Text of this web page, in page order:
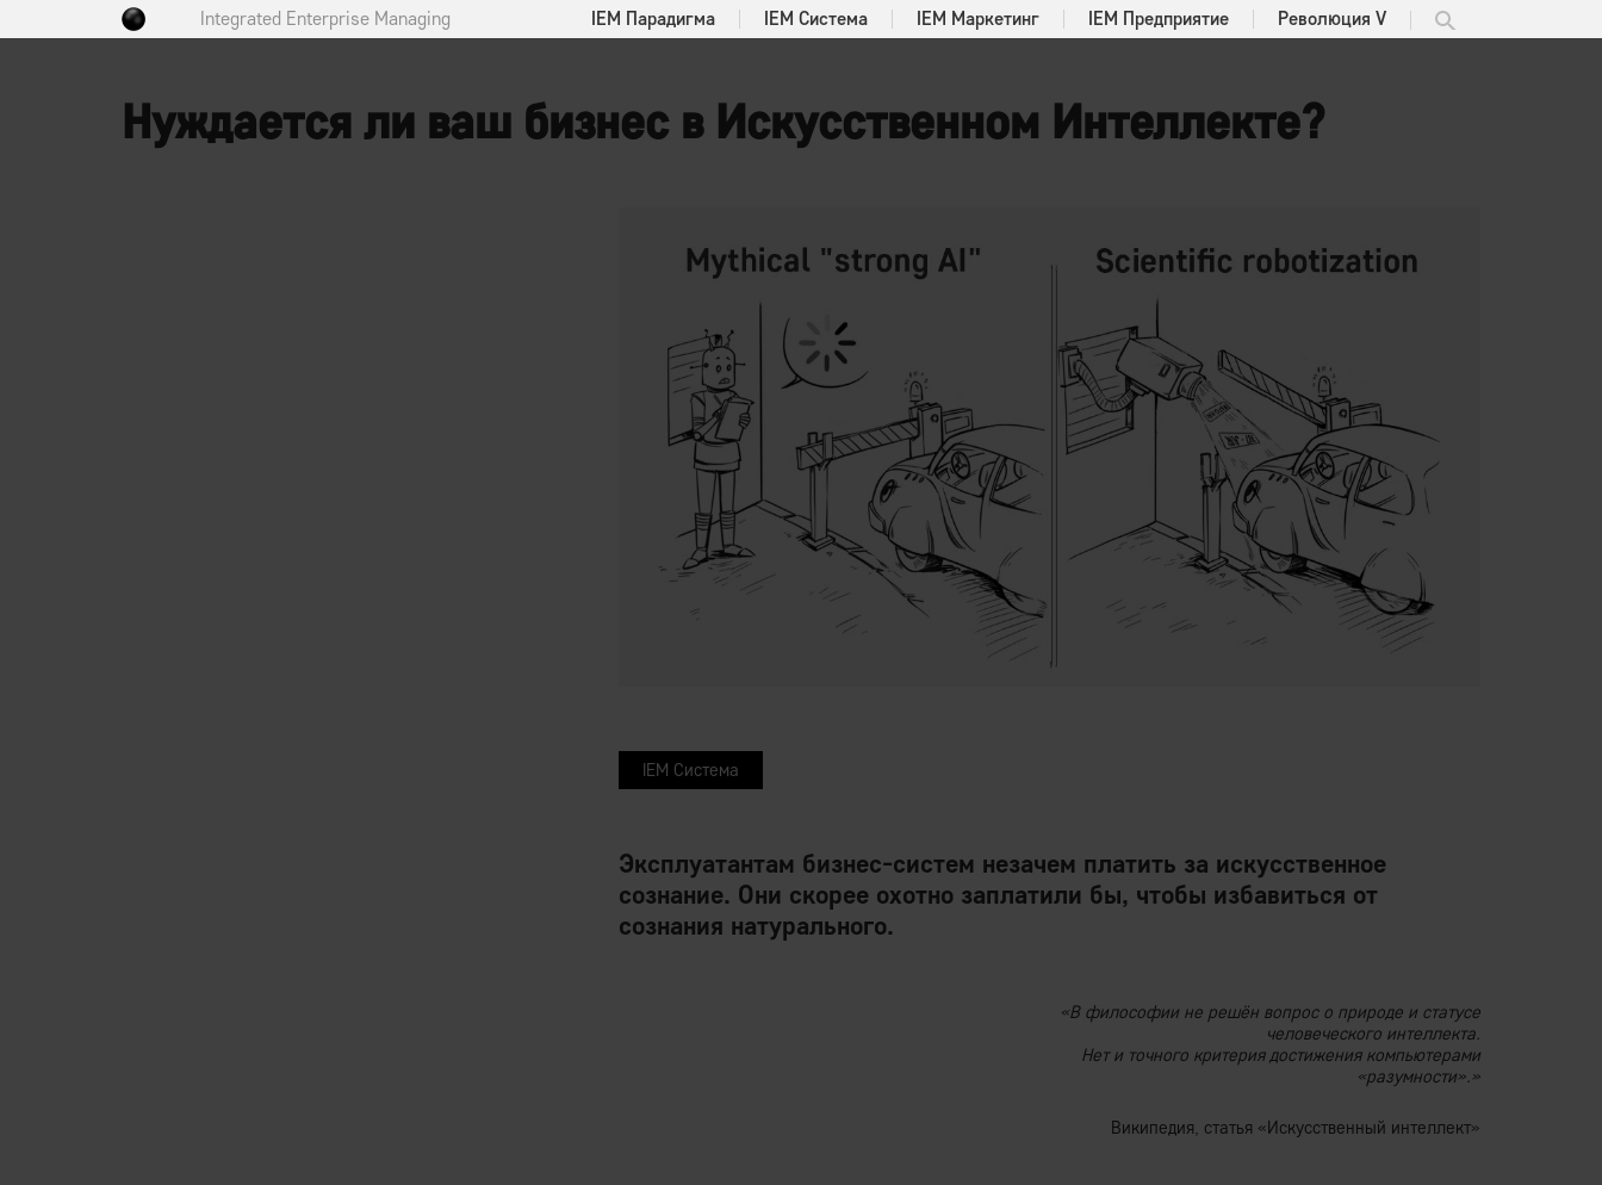
Integrated Enterprise Managing IEM Парадигма IEM Система IEM Маркетинг IEM Предприятие Революция V
Нуждается ли ваш бизнес в Искусственном Интеллекте?
IEM Система
Эксплуатантам бизнес-систем незачем платить за искусственное
сознание. Они скорее охотно заплатили бы, чтобы избавиться от
сознания натурального.
«В философии не решён вопрос о природе и статусе
человеческого интеллекта.
Нет и точного критерия достижения компьютерами
«разумности».»
Википедия, статья «Искусственный интеллект»